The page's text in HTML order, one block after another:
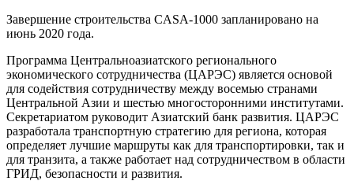
Завершение строительства CASA-1000 запланировано на
июнь 2020 года.
Программа Центральноазиатского регионального
экономического сотрудничества (ЦАРЭС) является основой
для содействия сотрудничеству между восемью странами
Центральной Азии и шестью многосторонними институтами.
Секретариатом руководит Азиатский банк развития. ЦАРЭС
разработала транспортную стратегию для региона, которая
определяет лучшие маршруты как для транспортировки, так и
для транзита, а также работает над сотрудничеством в области
ГРИД, безопасности и развития.